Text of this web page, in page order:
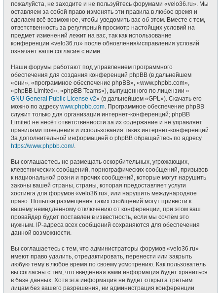
пожалуйста, не заходите и не пользуйтесь форумами «velo36.ru». Мы
оставляем за собой право изменять эти правила в любое время и
сделаем всё возможное, чтобы уведомить вас об этом. Вместе с тем,
ответственность за регулярный просмотр настойщих условий на
предмет изменений лежит на вас, так как использование
конференции «velo36.ru» после обновления/исправления условий
означает ваше согласие с ними.
Наши форумы работают под управлением программного
обеспечения для создания конференций phpBB (в дальнейшем
«они», «программное обеспечение phpBB», «www.phpbb.com»,
«phpBB Limited», «phpBB Teams»), выпущенного по лицензии «
GNU General Public License v2» (в дальнейшем «GPL»). Скачать его
можно по адресу www.phpbb.com. Программное обеспечение phpBB
служит только для организации интернет-конференций; phpBB
Limited не несёт ответственности за их содержание и не управляет
правилами поведения и использования таких интернет-конференций.
За дополнительной информацией о phpBB обращайтесь по адресу
https://www.phpbb.com/.
Вы соглашаетесь не размещать оскорбительных, угрожающих,
клеветнических сообщений, порнографических сообщений, призывов
к национальной розни и прочих сообщений, которые могут нарушить
законы вашей страны, страны, которая предоставляет услуги
хостинга для форумов «velo36.ru», или нарушить международное
право. Попытки размещения таких сообщений могут привести к
вашему немедленному отключению от конференции, при этом ваш
провайдер будет поставлен в известность, если мы сочтём это
нужным. IP-адреса всех сообщений сохраняются для обеспечения
данной возможности.
Вы соглашаетесь с тем, что администраторы форумов «velo36.ru»
имеют право удалить, отредактировать, перенести или закрыть
любую тему в любое время по своему усмотрению. Как пользователь
вы согласны с тем, что введённая вами информация будет храниться
в базе данных. Хотя эта информация не будет открыта третьим
лицам без вашего разрешения, ни администрация конференции